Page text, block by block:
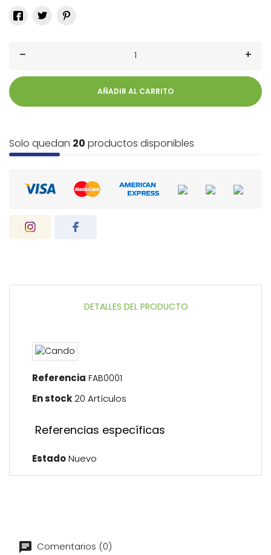
– +
AÑADIR AL CARRITO
Solo quedan 20 productos disponibles
DETALLES DEL PRODUCTO
Referencia FAB0001
En stock20 Artículos
Referencias específicas
EstadoNuevo
Comentarios (0)